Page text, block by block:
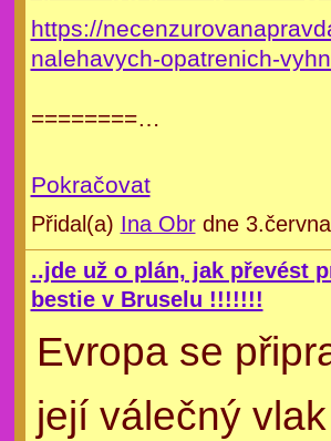
https://
nalehavych-opatrenich-
========…
Pokračovat
Přidal(a) Ina Obrdne
..jde už o plán, jak převést
bestie v Bruselu !!!!!!!
Evropa se
její válečný